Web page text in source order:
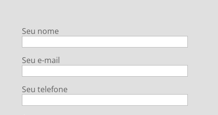
Seu nome
Seu e-mail
Seu telefone